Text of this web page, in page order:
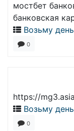
мостбет
банковская
Возьму
0
https://
Возьму
0